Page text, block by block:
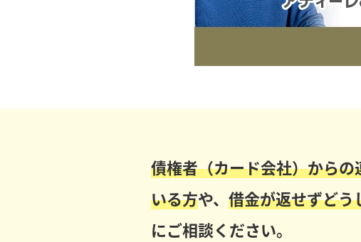
債権者（カード会社）から
いる方や、 借金が返せずどう
にご相談ください。